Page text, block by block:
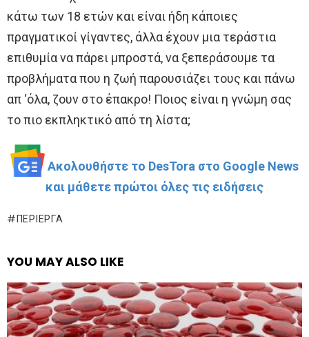
κάτω των 18 ετών και είναι ήδη κάποιες
πραγματικοί γίγαντες, άλλα έχουν μια τεράστια
επιθυμία να πάρει μπροστά, να ξεπεράσουμε τα
προβλήματα που η ζωή παρουσιάζει τους και πάνω
απ ‘όλα, ζουν στο έπακρο! Ποιος είναι η γνώμη σας
το πιο εκπληκτικό από τη λίστα;
Ακολουθήστε το DesTora στο Google News
και μάθετε πρώτοι όλες τις ειδήσεις
ΠΕΡΊΕΡΓΑ
YOU MAY ALSO LIKE